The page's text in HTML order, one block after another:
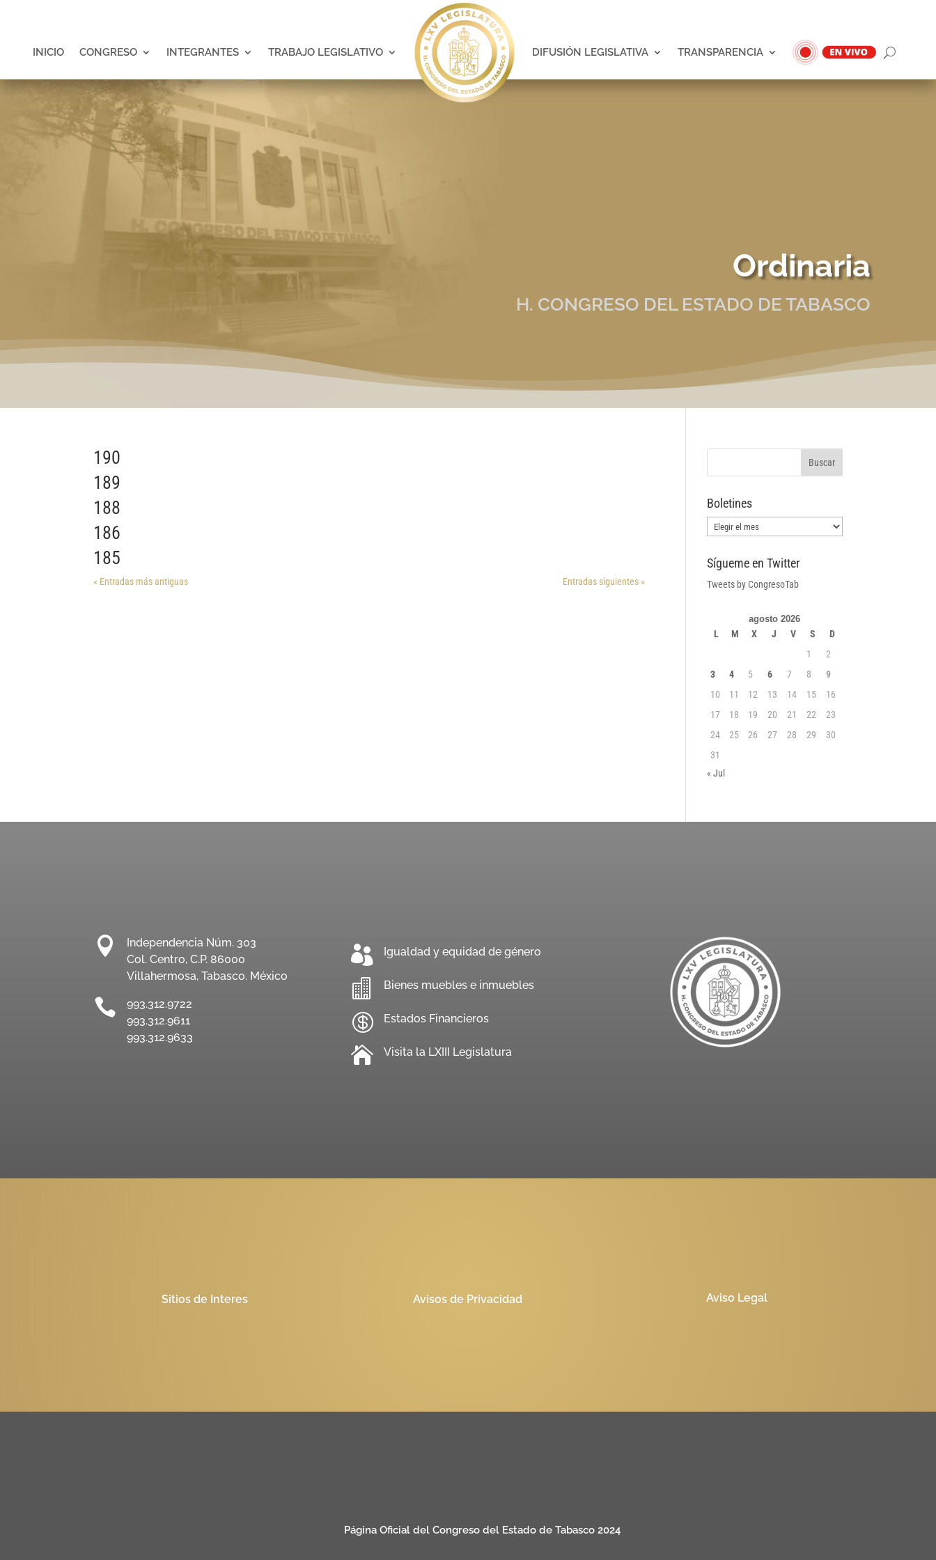
INICIO CONGRESO INTEGRANTES TRABAJO LEGISLATIVO DIFUSIÓN LEGISLATIVA TRANSPARENCIA
Ordinaria
H. CONGRESO DEL ESTADO DE TABASCO
190
189
188
186
185
« Entradas más antiguas Entradas siguientes »
Boletines
Boletines
Sígueme en Twitter
Tweets by CongresoTab
agosto 2026
L M X J V S
D
1
2
3
4 5 6 7 8
9
10
11 12 13 14 15
16
17
18 19 20 21 22
23
24
25 26 27 28 29
30
31
« Jul

Independencia Núm. 303
Col. Centro, C.P. 86000
Villahermosa, Tabasco. México

993.312.9722
993.312.9611
993.312.9633
 Igualdad y equidad de género
 Bienes muebles e inmuebles
 Estados Financieros
 Visita la LXIII Legislatura
Sitios de Interes Avisos de Privacidad Aviso Legal
Página Oficial del Congreso del Estado de Tabasco 2024